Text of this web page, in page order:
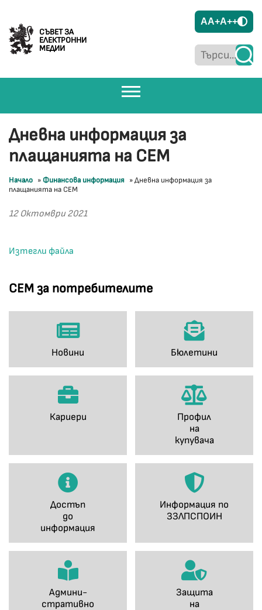
СЪВЕТ ЗА
ЕЛЕКТРОННИ
МЕДИИ
AA+A++
СЕМ за потребителите
Новини Бюлетини
Кариери
Профил
на
купувача
Достъп
до
информация
Информация по
ЗЗЛПСПОИН
Админи-
стративно
Защита
на
Дневна информация за
плащанията на СЕМ
Начало » Финансова информация »Дневна информация за
плащанията на СЕМ
12 Октомври 2021
Изтегли файла